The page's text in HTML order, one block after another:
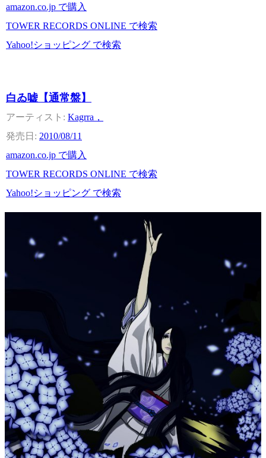
amazon.co.jp で購入
TOWER RECORDS ONLINE で検索
Yahoo!ショッピング で検索
白ゐ嘘【通常盤】
Kagrra，
2010/08/11
amazon.co.jp で購入
TOWER RECORDS ONLINE で検索
Yahoo!ショッピング で検索